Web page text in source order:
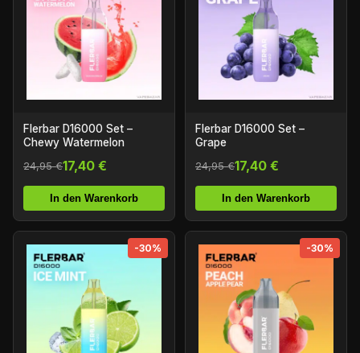
Flerbar D16000 Set –
Chewy Watermelon
24,95 €17,40 €
In den Warenkorb
Flerbar D16000 Set –
Grape
24,95 €17,40 €
In den Warenkorb
-30% -30%